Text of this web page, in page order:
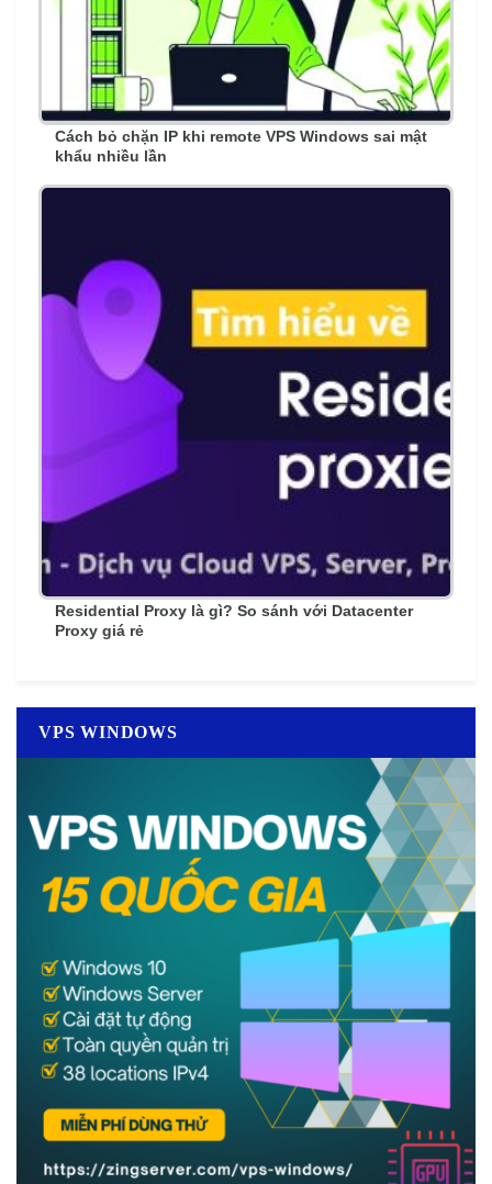
Cách bỏ chặn IP khi remote VPS Windows sai mật
khẩu nhiều lần
Residential Proxy là gì? So sánh với Datacenter
Proxy giá rẻ
VPS WINDOWS